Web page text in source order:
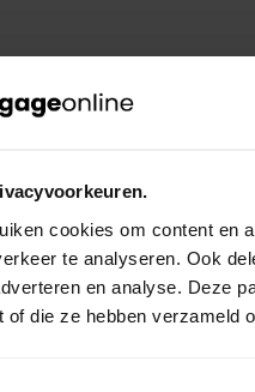
cookies om content en
te analyseren. Ook
en analyse. Deze
of die ze hebben verzameld